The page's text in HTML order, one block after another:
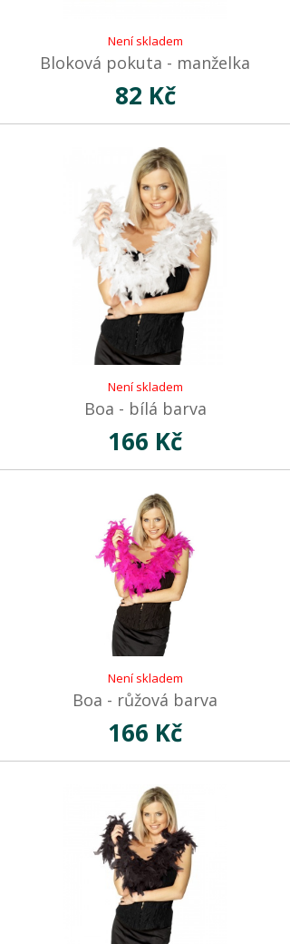
Není skladem
Bloková pokuta - manželka
82 Kč
Není skladem
Boa - bílá barva
166 Kč
Není skladem
Boa - růžová barva
166 Kč